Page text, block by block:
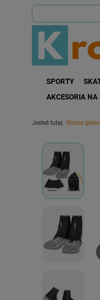
SPORTY
AKCESORIA NA
Jesteś tutaj: Strona